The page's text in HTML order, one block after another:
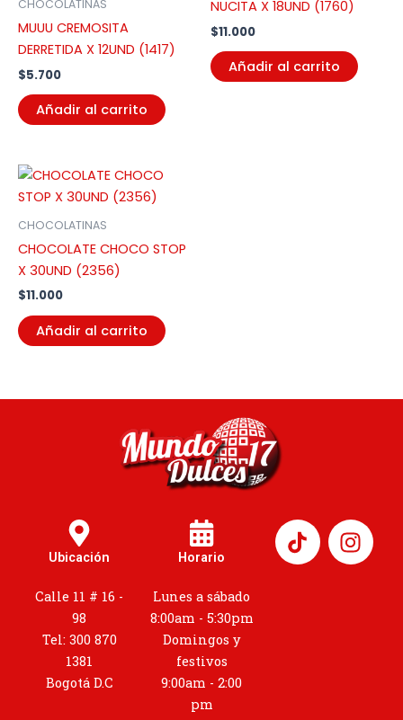
CHOCOLATINAS
MUUU CREMOSITA
DERRETIDA X 12UND (1417)
$5.700
Añadir al carrito
NUCITA X 18UND (1760)
$11.000
Añadir al carrito
CHOCOLATINAS
CHOCOLATE CHOCO STOP
X 30UND (2356)
$11.000
Añadir al carrito
Ubicación
Calle 11 # 16 -
98
Tel: 300 870
1381
Bogotá D.C
Horario
Lunes a sábado
8:00am - 5:30pm
Domingos y
festivos
9:00am - 2:00
pm
I
n
s